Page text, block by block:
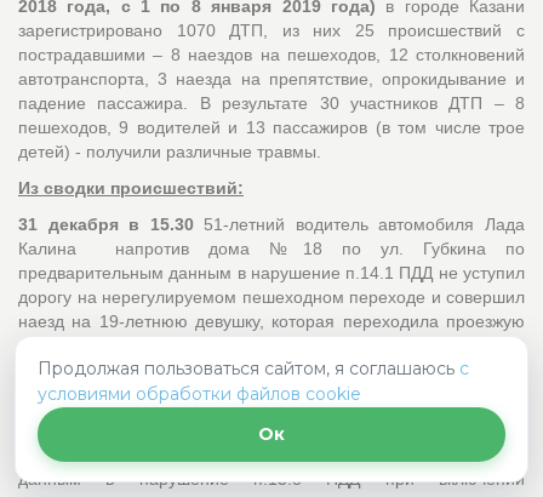
2018 года, с 1 по 8 января 2019 года) в городе Казани
зарегистрировано 1070 ДТП, из них 25 происшествий с
пострадавшими – 8 наездов на пешеходов, 12 столкновений
автотранспорта, 3 наезда на препятствие, опрокидывание и
падение пассажира. В результате 30 участников ДТП – 8
пешеходов, 9 водителей и 13 пассажиров (в том числе трое
детей) - получили различные травмы.
Из сводки происшествий:
31 декабря в 15.3051-летний водитель автомобиля Лада
Калина напротив дома №18 по ул. Губкина по
предварительным данным в нарушение п.14.1 ПДД не уступил
дорогу на нерегулируемом пешеходном переходе и совершил
наезд на 19-летнюю девушку, которая переходила проезжую
часть справа налево по ходу движения автомобиля. В
результате ДТП пострадавшая получила ушиб мягких тканей
затылочной области.
В 18.03
26-летний водитель автомобиля Киа Рио на
перекрестке улиц Чуйкова-Мусина по предварительным
данным в нарушение п.13.8 ПДД при включении
Продолжая пользоваться сайтом, я соглашаюсь с
условиями обработки файлов cookie
Ок